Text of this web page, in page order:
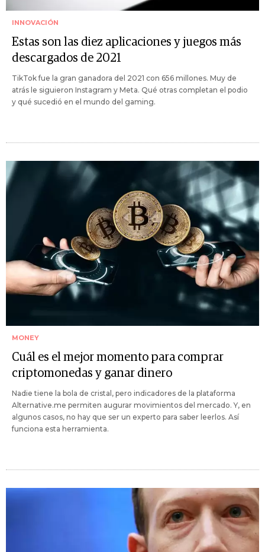
INNOVACIÓN
Estas son las diez aplicaciones y juegos más
descargados de 2021
TikTok fue la gran ganadora del 2021 con 656 millones. Muy de
atrás le siguieron Instagram y Meta. Qué otras completan el podio
y qué sucedió en el mundo del gaming.
MONEY
Cuál es el mejor momento para comprar
criptomonedas y ganar dinero
Nadie tiene la bola de cristal, pero indicadores de la plataforma
Alternative.me permiten augurar movimientos del mercado. Y, en
algunos casos, no hay que ser un experto para saber leerlos. Así
funciona esta herramienta.